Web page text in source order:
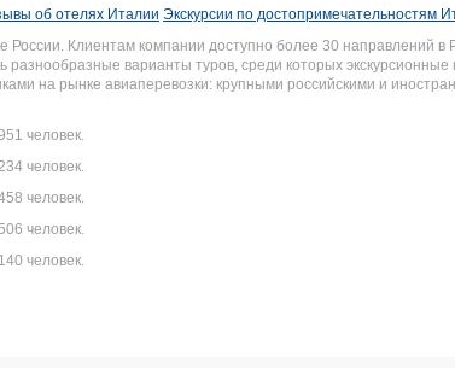
об отелях Италии Экскурсии по достопримечательностям
России. Клиентам компании доступно более 30 направлений
варианты туров, среди которых
на рынке авиаперевозки: крупными российскими и
человек.
человек.
человек.
человек.
человек.